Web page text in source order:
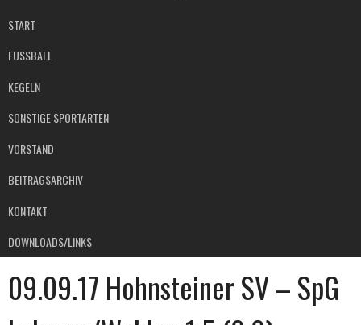
START
FUSSBALL
KEGELN
SONSTIGE SPORTARTEN
VORSTAND
BEITRAGSARCHIV
KONTAKT
DOWNLOADS/LINKS
09.09.17 Hohnsteiner SV – SpG